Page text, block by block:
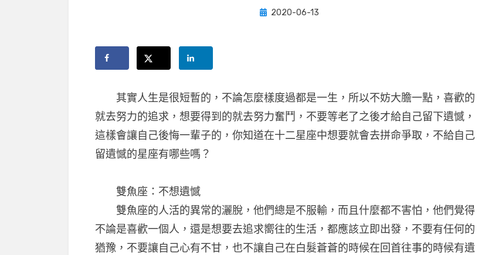
by小編
Posted
2020-06-13
其實人生是很短暫的，不論怎麼樣度過都是一生，所以不妨大膽一點，喜歡的
就去努力的追求，想要得到的就去努力奮鬥，不要等老了之後才給自己留下遺憾，
這樣會讓自己後悔一輩子的，你知道在十二星座中想要就會去拼命爭取，不給自己
留遺憾的星座有哪些嗎？
雙魚座：不想遺憾
雙魚座的人活的異常的灑脫，他們總是不服輸，而且什麼都不害怕，他們覺得
不論是喜歡一個人，還是想要去追求嚮往的生活，都應該立即出發，不要有任何的
猶豫，不要讓自己心有不甘，也不讓自己在白髮蒼蒼的時候在回首往事的時候有遺